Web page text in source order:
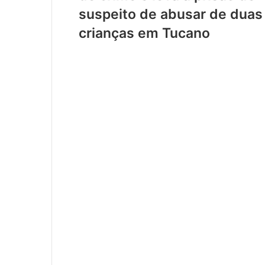
suspeito de abusar de duas
crianças em Tucano